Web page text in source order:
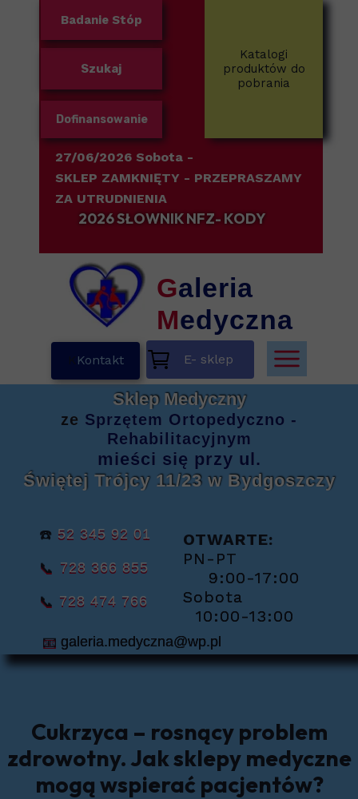
📧 galeria.medyczna@wp.pl
Kontakt
27/06/2026 Sobota -
SKLEP ZAMKNIĘTY - PRZEPRASZAMY
ZA UTRUDNIENIA
☎️ 52 345 92 01
📞 728 366 855
📞 728 474 766
OTWARTE:
PN-PT
9:00-17:00
Sobota
10:00-13:00
Galeria
Medyczna
Sklep Medyczny
ze Sprzętem Ortopedyczno -
Rehabilitacyjnym
mieści się przy ul.
Świętej Trójcy 11/23 w Bydgoszczy
E- sklep
Katalogi
produktów do
pobrania
2026 SŁOWNIK NFZ- KODY
Badanie Stóp
Szukaj
Dofinansowanie
Cukrzyca – rosnący problem
zdrowotny. Jak sklepy medyczne
mogą wspierać pacjentów?